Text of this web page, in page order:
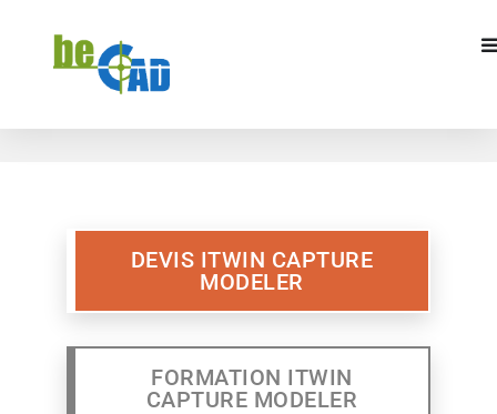
DEVIS ITWIN CAPTURE MODELER
CAPTURE MODELR
DEVIS ITWIN CAPTURE
MODELER
FORMATION ITWIN
CAPTURE MODELER